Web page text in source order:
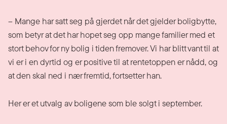
– Mange har satt seg på gjerdet når det gjelder boligbytte,
som betyr at det har hopet seg opp mange familier med et
stort behov for ny bolig i tiden fremover. Vi har blitt vant til at
vi er i en dyrtid og er positive til at rentetoppen er nådd, og
at den skal ned i nær fremtid, fortsetter han.
Her er et utvalg av boligene som ble solgt i september.